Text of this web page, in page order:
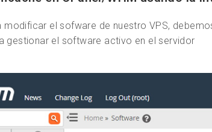
modificar el sofware de nuestro VPS,
gestionar el software activo en el servidor